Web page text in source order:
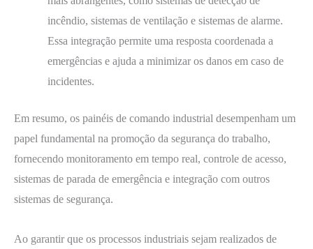
incêndio, sistemas de ventilação e sistemas de alarme.
Essa integração permite uma resposta coordenada a
emergências e ajuda a minimizar os danos em caso de
incidentes.
Em resumo, os painéis de comando industrial desempenham um
papel fundamental na promoção da segurança do trabalho,
fornecendo monitoramento em tempo real, controle de acesso,
sistemas de parada de emergência e integração com outros
sistemas de segurança.
Ao garantir que os processos industriais sejam realizados de